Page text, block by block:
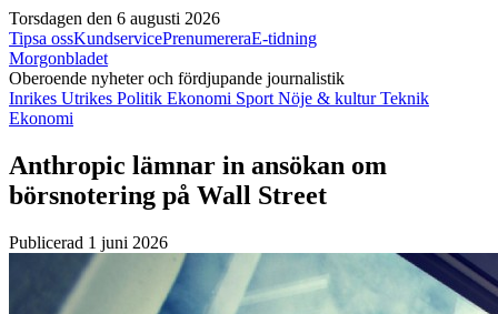
Torsdagen den 6 augusti 2026
Tipsa ossKundservicePrenumereraE-tidning
Morgonbladet
Oberoende nyheter och fördjupande journalistik
Inrikes Utrikes Politik Ekonomi Sport Nöje & kulturTeknik
Ekonomi
Anthropic lämnar in ansökan om
börsnotering på Wall Street
Publicerad 1 juni 2026